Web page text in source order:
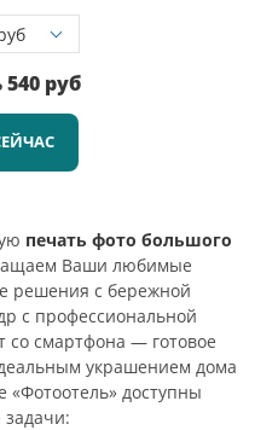
540 руб
печать фото большого
Ваши любимые
решения с бережной
с профессиональной
со смартфона — готовое
украшением дома
доступны